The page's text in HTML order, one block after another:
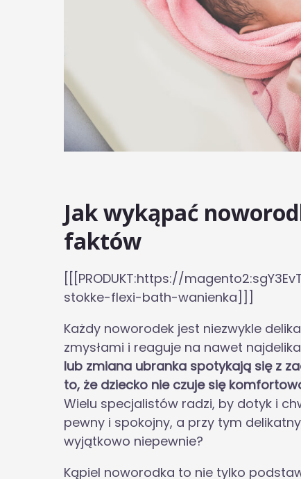
Jak wykąpać
faktów
[[[PRODUKT:https://
stokke-flexi-bath-wanienka]]]
Każdy noworodek jest niezwykle
zmysłami i reaguje na nawet
lub zmiana ubranka spotykają się z
to, że dziecko nie czuje się
Wielu specjalistów radzi, by dotyk i
pewny i spokojny, a przy tym
wyjątkowo niepewnie?
Kąpiel noworodka to nie tylko